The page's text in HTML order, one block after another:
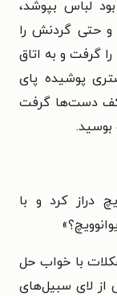
لباس بپوشد،
حتی گردنش را
را گرفت و به اتاق
پوشیده پای
کف دست‌ها گرفت
دراز کرد و با
با خواب حل
از لای سبیل‌های